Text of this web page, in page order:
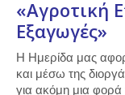
«Αγροτική
Εξαγωγές»
Η Ημερίδα μας
και μέσω της
για ακόμη μια